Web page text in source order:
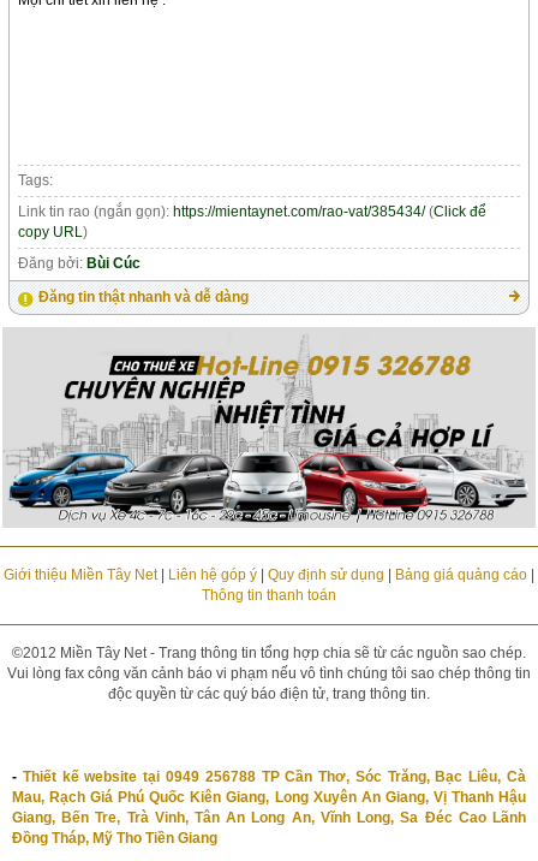
Tags:
Link tin rao (ngắn gọn):https://mientaynet.com/rao-vat/385434/(Click để
copy URL)
Đăng bởi:Bùi Cúc
Đăng tin thật nhanh và dễ dàng
Giới thiệu Miền Tây Net| Liên hệ góp ý| Quy định sử dụng | Bảng giá quảng cáo|
Thông tin thanh toán
©2012 Miền Tây Net - Trang thông tin tổng hợp chia sẽ từ các nguồn sao chép.
Vui lòng fax công văn cảnh báo vi phạm nếu vô tình chúng tôi sao chép thông tin
độc quyền từ các quý báo điện tử, trang thông tin.
- Thiết kế website tại 0949 256788 TP Cần Thơ, Sóc Trăng, Bạc Liêu, Cà
Mau, Rạch Giá Phú Quốc Kiên Giang, Long Xuyên An Giang, Vị Thanh Hậu
Giang, Bến Tre, Trà Vinh, Tân An Long An, Vĩnh Long, Sa Đéc Cao Lãnh
Đồng Tháp, Mỹ Tho Tiền Giang